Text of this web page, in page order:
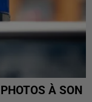
À SON